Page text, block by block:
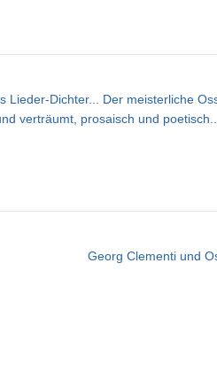
Lieder-Dichter... Der meisterliche
verträumt, prosaisch und
Georg Clementi und